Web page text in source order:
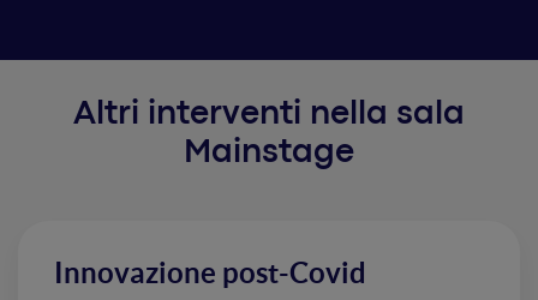
Altri interventi nella sala
Mainstage
Innovazione post-Covid